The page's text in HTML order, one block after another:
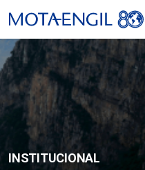
INSTITUCIONAL